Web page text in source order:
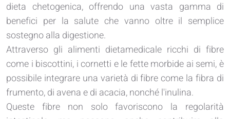
dieta chetogenica, offrendo una vasta gamma di
benefici per la salute che vanno oltre il semplice
sostegno alla digestione.
Attraverso gli alimenti dietamedicale ricchi di fibre
come i biscottini, i cornetti e le fette morbide ai semi, è
possibile integrare una varietà di fibre come la fibra di
frumento, di avena e di acacia, nonché l'inulina.
Queste fibre non solo favoriscono la regolarità